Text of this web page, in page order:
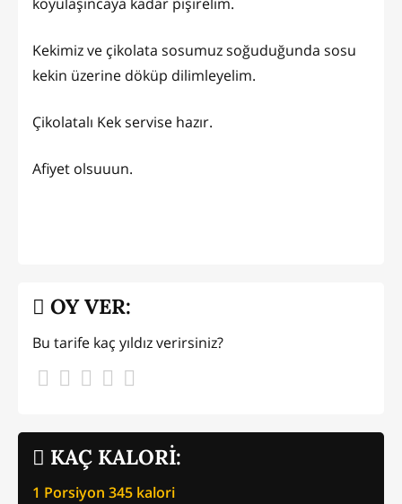
Kekimiz ve çikolata sosumuz soğuduğunda sosu
kekin üzerine döküp dilimleyelim.
Çikolatalı Kek servise hazır.
Afiyet olsuuun.
KAÇ KALORİ:
1 Porsiyon 345 kalori
OY VER:
Bu tarife kaç yıldız verirsiniz?